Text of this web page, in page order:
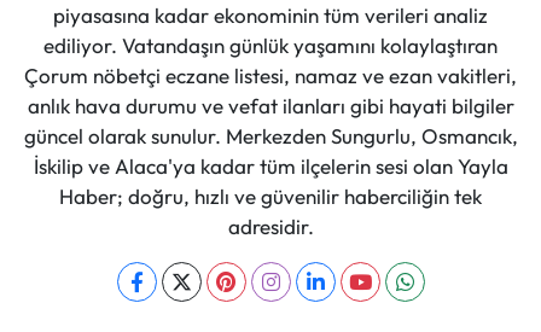
piyasasına kadar ekonominin tüm verileri analiz
ediliyor. Vatandaşın günlük yaşamını kolaylaştıran
Çorum nöbetçi eczane listesi, namaz ve ezan vakitleri,
anlık hava durumu ve vefat ilanları gibi hayati bilgiler
güncel olarak sunulur. Merkezden Sungurlu, Osmancık,
İskilip ve Alaca'ya kadar tüm ilçelerin sesi olan Yayla
Haber; doğru, hızlı ve güvenilir haberciliğin tek
adresidir.